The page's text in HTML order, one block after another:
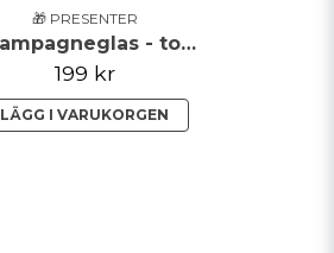
🎁 PRESENTER
Champagneglas - together forever
199 kr
LÄGG I VARUKORGEN